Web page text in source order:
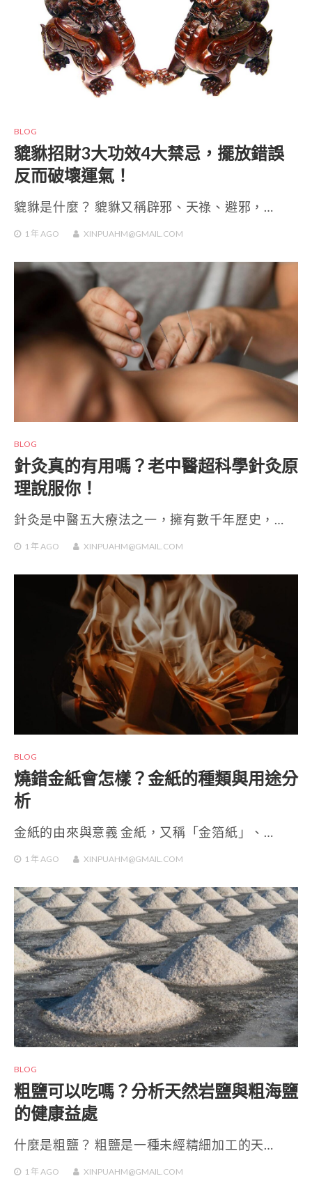
BLOG
貔貅招財3大功效4大禁忌，擺放錯誤
反而破壞運氣！
貔貅是什麼？ 貔貅又稱辟邪、天祿、避邪，…
1 年 AGO XINPUAHM@GMAIL.COM
BLOG
針灸真的有用嗎？老中醫超科學針灸原
理說服你！
針灸是中醫五大療法之一，擁有數千年歷史，…
1 年 AGO XINPUAHM@GMAIL.COM
BLOG
燒錯金紙會怎樣？金紙的種類與用途分
析
金紙的由來與意義 金紙，又稱「金箔紙」、…
1 年 AGO XINPUAHM@GMAIL.COM
BLOG
粗鹽可以吃嗎？分析天然岩鹽與粗海鹽
的健康益處
什麼是粗鹽？ 粗鹽是一種未經精細加工的天…
1 年 AGO XINPUAHM@GMAIL.COM